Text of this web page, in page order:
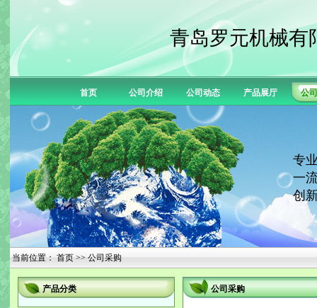
青岛罗元机械有
首页 公司介绍 公司动态 产品展厅 公
专
一
创
当前位置： 首页 >> 公司采购
产品分类 公司采购